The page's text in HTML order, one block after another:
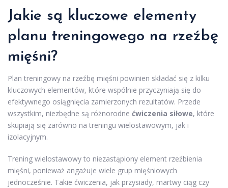
Jakie są kluczowe elementy
planu treningowego na rzeźbę
mięśni?
Plan treningowy na rzeźbę mięśni powinien składać się z kilku
kluczowych elementów, które wspólnie przyczyniają się do
efektywnego osiągnięcia zamierzonych rezultatów. Przede
wszystkim, niezbędne są różnorodne ćwiczenia siłowe, które
skupiają się zarówno na treningu wielostawowym, jak i
izolacyjnym.
Trening wielostawowy to niezastąpiony element rzeźbienia
mięśni, ponieważ angażuje wiele grup mięśniowych
jednocześnie. Takie ćwiczenia, jak przysiady, martwy ciąg czy